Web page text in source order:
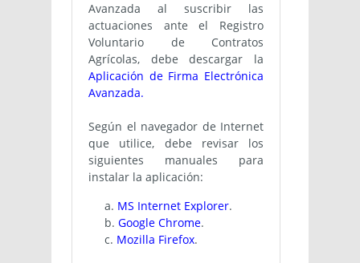
Avanzada al suscribir las
actuaciones ante el Registro
Voluntario de Contratos
Agrícolas, debe descargar la
Aplicación de Firma Electrónica
Avanzada.
Según el navegador de Internet
que utilice, debe revisar los
siguientes manuales para
instalar la aplicación:
a. MS Internet Explorer.
b. Google Chrome.
c. Mozilla Firefox.